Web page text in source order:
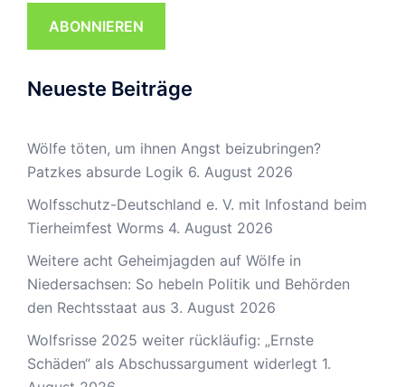
ABONNIEREN
Neueste Beiträge
Wölfe töten, um ihnen Angst beizubringen?
Patzkes absurde Logik 6. August 2026
Wolfsschutz-Deutschland e. V. mit Infostand beim
Tierheimfest Worms 4. August 2026
Weitere acht Geheimjagden auf Wölfe in
Niedersachsen: So hebeln Politik und Behörden
den Rechtsstaat aus 3. August 2026
Wolfsrisse 2025 weiter rückläufig: „Ernste
Schäden“ als Abschussargument widerlegt 1.